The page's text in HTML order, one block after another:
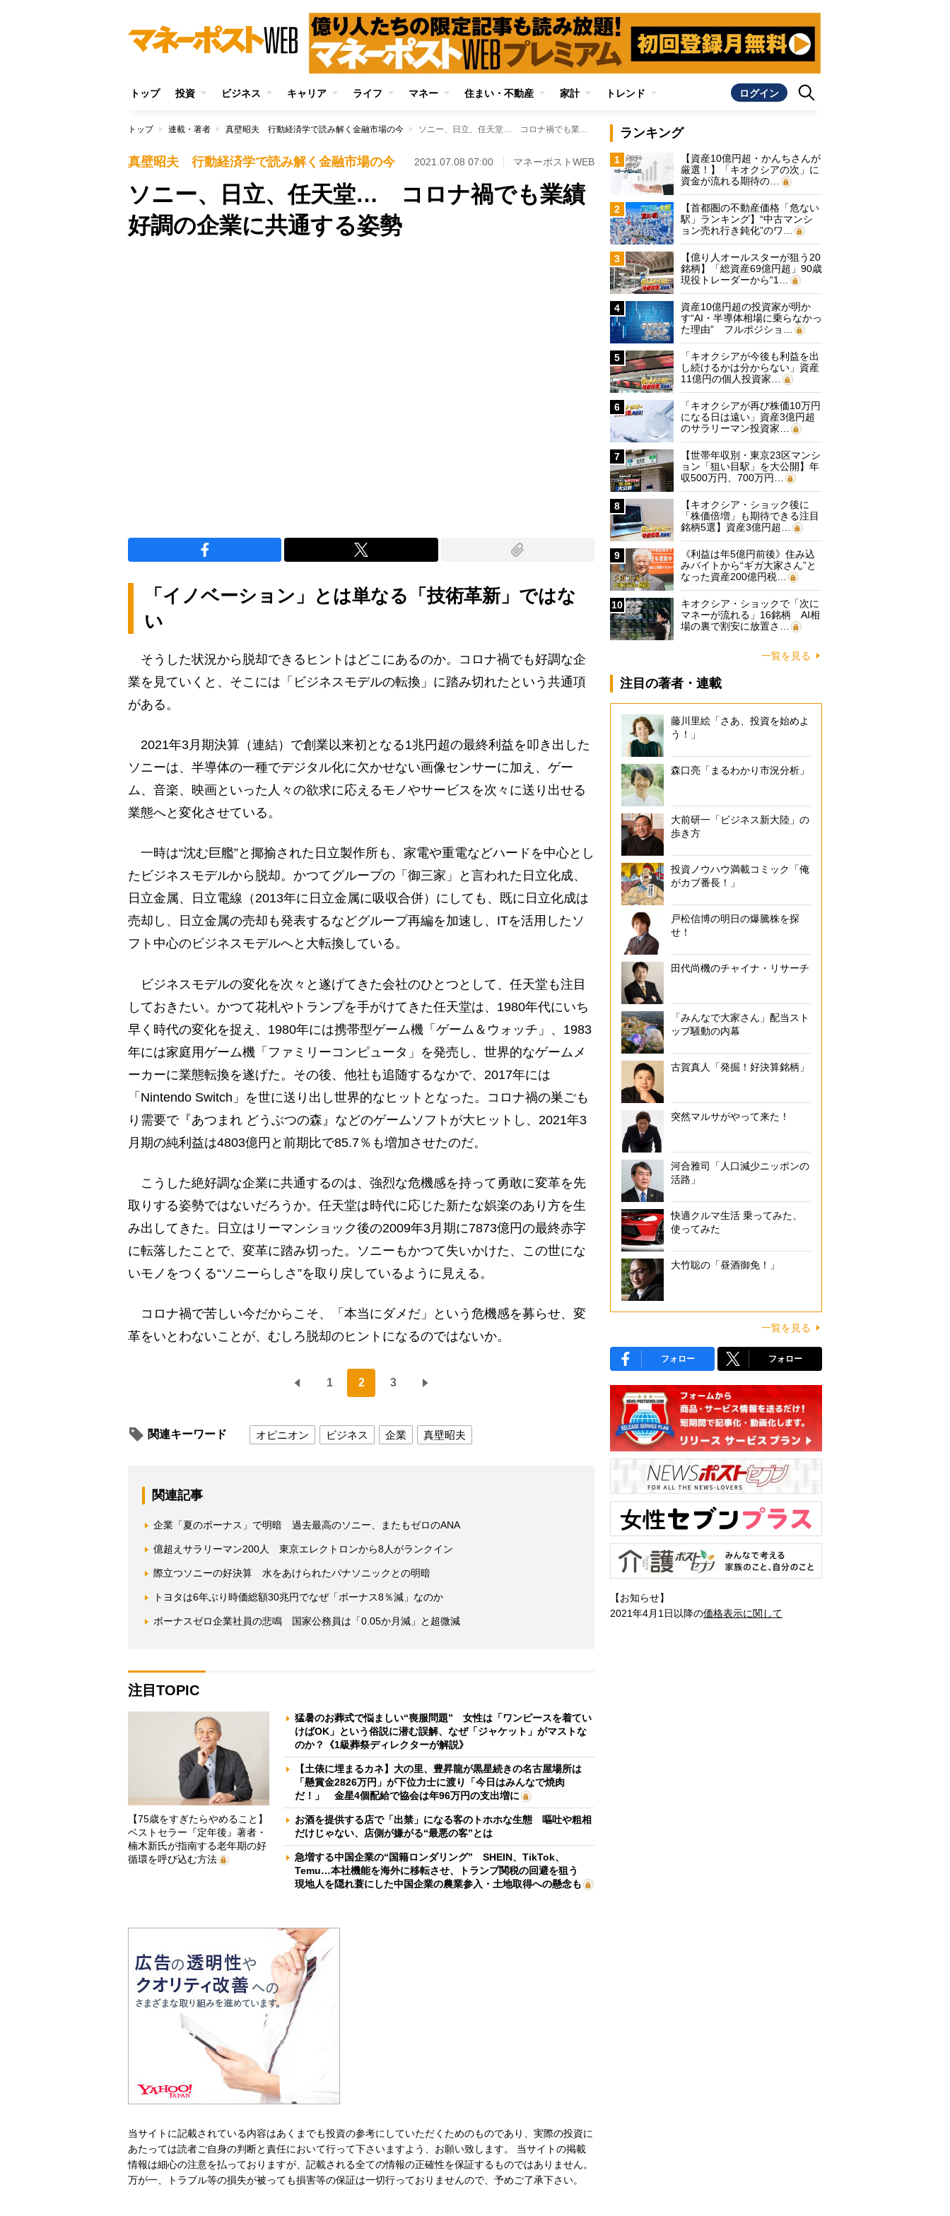
トップ 投資 ビジネス キャリア ライフ マネー 住まい・不動産 家計 トレンド ログイン
トップ 連載・著者 真壁昭夫 行動経済学で読み解く金融市場の今 ソニー、日立、任天堂… コロナ禍でも業績好調の企業に共通する姿勢
真壁昭夫 行動経済学で読み解く金融市場の今 2021.07.08 07:00 マネーポストWEB
ソニー、日立、任天堂… コロナ禍でも業績
好調の企業に共通する姿勢
「イノベーション」とは単なる「技術革新」ではな
い
そうした状況から脱却できるヒントはどこにあるのか。コロナ禍でも好調な企
業を見ていくと、そこには「ビジネスモデルの転換」に踏み切れたという共通項
がある。
2021年3月期決算（連結）で創業以来初となる1兆円超の最終利益を叩き出した
ソニーは、半導体の一種でデジタル化に欠かせない画像センサーに加え、ゲー
ム、音楽、映画といった人々の欲求に応えるモノやサービスを次々に送り出せる
業態へと変化させている。
一時は“沈む巨艦”と揶揄された日立製作所も、家電や重電などハードを中心とし
たビジネスモデルから脱却。かつてグループの「御三家」と言われた日立化成、
日立金属、日立電線（2013年に日立金属に吸収合併）にしても、既に日立化成は
売却し、日立金属の売却も発表するなどグループ再編を加速し、ITを活用したソ
フト中心のビジネスモデルへと大転換している。
ビジネスモデルの変化を次々と遂げてきた会社のひとつとして、任天堂も注目
しておきたい。かつて花札やトランプを手がけてきた任天堂は、1980年代にいち
早く時代の変化を捉え、1980年には携帯型ゲーム機「ゲーム＆ウォッチ」、1983
年には家庭用ゲーム機「ファミリーコンピュータ」を発売し、世界的なゲームメ
ーカーに業態転換を遂げた。その後、他社も追随するなかで、2017年には
「Nintendo Switch」を世に送り出し世界的なヒットとなった。コロナ禍の巣ごも
り需要で『あつまれ どうぶつの森』などのゲームソフトが大ヒットし、2021年3
月期の純利益は4803億円と前期比で85.7％も増加させたのだ。
こうした絶好調な企業に共通するのは、強烈な危機感を持って勇敢に変革を先
取りする姿勢ではないだろうか。任天堂は時代に応じた新たな娯楽のあり方を生
み出してきた。日立はリーマンショック後の2009年3月期に7873億円の最終赤字
に転落したことで、変革に踏み切った。ソニーもかつて失いかけた、この世にな
いモノをつくる“ソニーらしさ”を取り戻しているように見える。
コロナ禍で苦しい今だからこそ、「本当にダメだ」という危機感を募らせ、変
革をいとわないことが、むしろ脱却のヒントになるのではないか。
1 2 3
関連キーワード オピニオン ビジネス 企業 真壁昭夫
関連記事
企業「夏のボーナス」で明暗 過去最高のソニー、またもゼロのANA
億超えサラリーマン200人 東京エレクトロンから8人がランクイン
際立つソニーの好決算 水をあけられたパナソニックとの明暗
トヨタは6年ぶり時価総額30兆円でなぜ「ボーナス8％減」なのか
ボーナスゼロ企業社員の悲鳴 国家公務員は「0.05か月減」と超微減
注目TOPIC
【75歳をすぎたらやめること】
ベストセラー『定年後』著者・
楠木新氏が指南する老年期の好
循環を呼び込む方法
猛暑のお葬式で悩ましい“喪服問題” 女性は「ワンピースを着てい
けばOK」という俗説に潜む誤解、なぜ「ジャケット」がマストな
のか？《1級葬祭ディレクターが解説》
【土俵に埋まるカネ】大の里、豊昇龍が黒星続きの名古屋場所は
「懸賞金2826万円」が下位力士に渡り「今日はみんなで焼肉
だ！」 金星4個配給で協会は年96万円の支出増に
お酒を提供する店で「出禁」になる客のトホホな生態 嘔吐や粗相
だけじゃない、店側が嫌がる“最悪の客”とは
急増する中国企業の“国籍ロンダリング” SHEIN、TikTok、
Temu…本社機能を海外に移転させ、トランプ関税の回避を狙う
現地人を隠れ蓑にした中国企業の農業参入・土地取得への懸念も
当サイトに記載されている内容はあくまでも投資の参考にしていただくためのものであり、実際の投資に
あたっては読者ご自身の判断と責任において行って下さいますよう、お願い致します。 当サイトの掲載
情報は細心の注意を払っておりますが、記載される全ての情報の正確性を保証するものではありません。
万が一、トラブル等の損失が被っても損害等の保証は一切行っておりませんので、予めご了承下さい。
ランキング
1
【資産10億円超・かんちさんが
厳選！】「キオクシアの次」に
資金が流れる期待の…
2
【首都圏の不動産価格「危ない
駅」ランキング】“中古マンシ
ョン売れ行き鈍化”のワ…
3
【億り人オールスターが狙う20
銘柄】「総資産69億円超」90歳
現役トレーダーから“1…
4
資産10億円超の投資家が明か
す“AI・半導体相場に乗らなかっ
た理由” フルポジショ…
5
「キオクシアが今後も利益を出
し続けるかは分からない」資産
11億円の個人投資家…
6
「キオクシアが再び株価10万円
になる日は遠い」資産3億円超
のサラリーマン投資家…
7
【世帯年収別・東京23区マンシ
ョン「狙い目駅」を大公開】年
収500万円、700万円…
8
【キオクシア・ショック後に
「株価倍増」も期待できる注目
銘柄5選】資産3億円超…
9
《利益は年5億円前後》住み込
みバイトから“ギガ大家さん”と
なった資産200億円税…
10
キオクシア・ショックで「次に
マネーが流れる」16銘柄 AI相
場の裏で割安に放置さ…
一覧を見る
注目の著者・連載
藤川里絵「さあ、投資を始めよ
う！」
森口亮「まるわかり市況分析」
大前研一「ビジネス新大陸」の
歩き方
投資ノウハウ満載コミック「俺
がカブ番長！」
戸松信博の明日の爆騰株を探
せ！
田代尚機のチャイナ・リサーチ
「みんなで大家さん」配当スト
ップ騒動の内幕
古賀真人「発掘！好決算銘柄」
突然マルサがやって来た！
河合雅司「人口減少ニッポンの
活路」
快適クルマ生活 乗ってみた、
使ってみた
大竹聡の「昼酒御免！」
一覧を見る
フォロー フォロー
【お知らせ】
2021年4月1日以降の価格表示に関して